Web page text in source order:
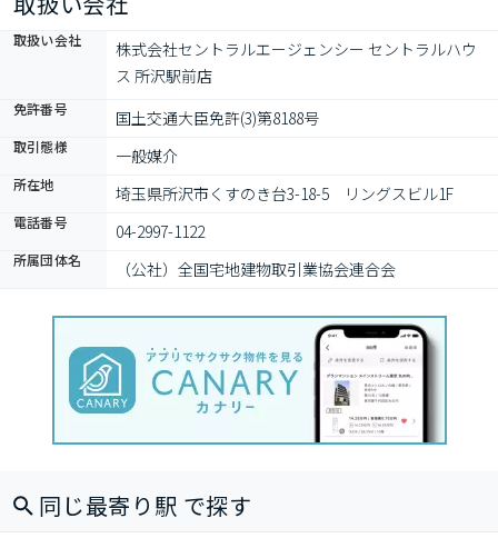
取扱い会社
株式会社セントラルエージェンシー セントラルハウ
ス 所沢駅前店
免許番号 国土交通大臣免許(3)第8188号
取引態様 一般媒介
所在地 埼玉県所沢市くすのき台3-18-5　リングスビル1F
電話番号 04-2997-1122
所属団体名 （公社）全国宅地建物取引業協会連合会
同じ最寄り駅 で探す